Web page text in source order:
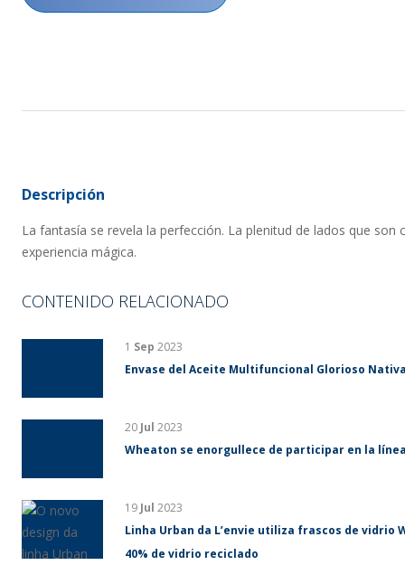
Descripción
La fantasía se revela la perfección. La plenitud de lados que son
experiencia mágica.
CONTENIDO RELACIONADO
1 Sep 2023
Envase del Aceite Multifuncional Glorioso Nativa
20 Jul 2023
Wheaton se enorgullece de participar en la
19 Jul 2023
Linha Urban da L’envie utiliza frascos de vidrio
40% de vidrio reciclado